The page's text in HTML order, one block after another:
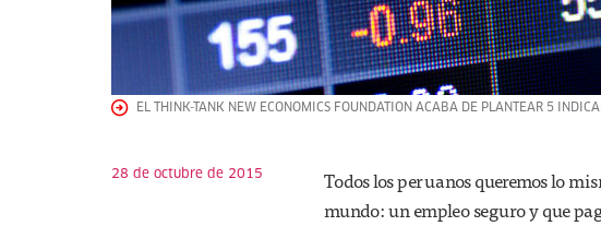
EL THINK-TANK NEW ECONOMICS FOUNDATION ACABA DE PLANTEAR 5
28 de octubre de 2015
Todos los peruanos queremos lo
mundo: un empleo seguro y que